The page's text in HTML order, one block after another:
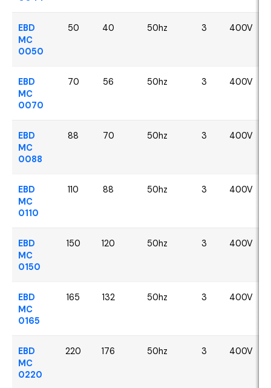
EBD
MC
0050
50 40 50hz 3 400V
EBD
MC
0070
70 56 50hz 3 400V
EBD
MC
0088
88 70 50hz 3 400V
EBD
MC
0110
110 88 50hz 3 400V
EBD
MC
0150
150 120 50hz 3 400V
EBD
MC
0165
165 132 50hz 3 400V
EBD
MC
0220
220 176 50hz 3 400V